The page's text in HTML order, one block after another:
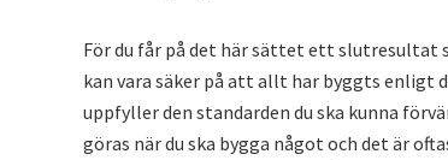
För du får på det här sättet ett slutresultat
kan vara säker på att allt har byggts enligt
uppfyller den standarden du ska kunna
göras när du ska bygga något och det är